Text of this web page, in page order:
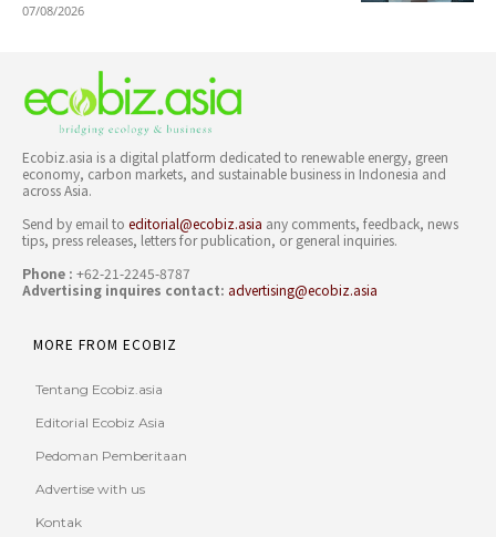
07/08/2026
Ecobiz.asia is a digital platform dedicated to renewable energy, green
economy, carbon markets, and sustainable business in Indonesia and
across Asia.
Send by email to editorial@ecobiz.asia any comments, feedback, news
tips, press releases, letters for publication, or general inquiries.
Phone : +62-21-2245-8787
Advertising inquires contact: advertising@ecobiz.asia
MORE FROM ECOBIZ
Tentang Ecobiz.asia
Editorial Ecobiz Asia
Pedoman Pemberitaan
Advertise with us
Kontak